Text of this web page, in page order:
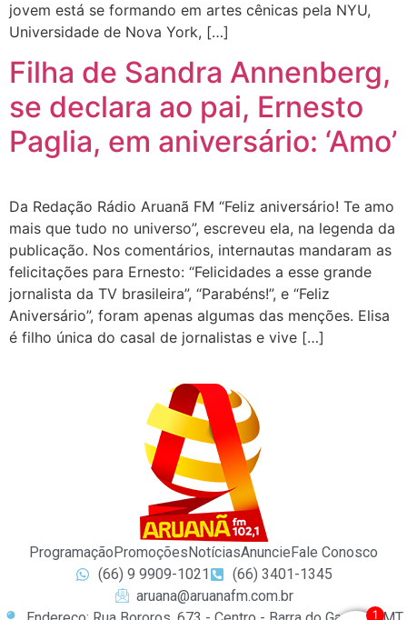
jovem está se formando em artes cênicas pela NYU,
Universidade de Nova York, […]
Filha de Sandra Annenberg,
se declara ao pai, Ernesto
Paglia, em aniversário: ‘Amo’
Da Redação Rádio Aruanã FM “Feliz aniversário! Te amo
mais que tudo no universo”, escreveu ela, na legenda da
publicação. Nos comentários, internautas mandaram as
felicitações para Ernesto: “Felicidades a esse grande
jornalista da TV brasileira”, “Parabéns!”, e “Feliz
Aniversário”, foram apenas algumas das menções. Elisa
é filho única do casal de jornalistas e vive […]
ProgramaçãoPromoçõesNotíciasAnuncieFale Conosco
(66) 9 9909-1021
(66) 3401-1345
aruana@aruanafm.com.br
1